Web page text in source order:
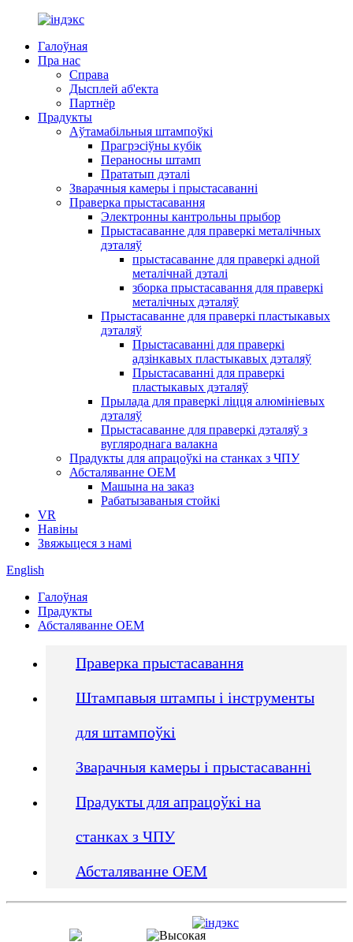
Галоўная
Пра нас
Справа
Дысплей аб'екта
Партнёр
Прадукты
Аўтамабільныя штампоўкі
Прагрэсіўны кубік
Пераносны штамп
Прататып дэталі
Зварачныя камеры і прыстасаванні
Праверка прыстасавання
Электронны кантрольны прыбор
Прыстасаванне для праверкі металічных
дэталяў
прыстасаванне для праверкі адной
металічнай дэталі
зборка прыстасавання для праверкі
металічных дэталяў
Прыстасаванне для праверкі пластыкавых
дэталяў
Прыстасаванні для праверкі
адзінкавых пластыкавых дэталяў
Прыстасаванні для праверкі
пластыкавых дэталяў
Прылада для праверкі ліцця алюмініевых
дэталяў
Прыстасаванне для праверкі дэталяў з
вугляроднага валакна
Прадукты для апрацоўкі на станках з ЧПУ
Абсталяванне OEM
Машына на заказ
Рабатызаваныя стойкі
VR
Навіны
Звяжыцеся з намі
English
Галоўная
Прадукты
Абсталяванне OEM
Праверка прыстасавання
Штампавыя штампы і інструменты
для штампоўкі
Зварачныя камеры і прыстасаванні
Прадукты для апрацоўкі на
станках з ЧПУ
Абсталяванне OEM